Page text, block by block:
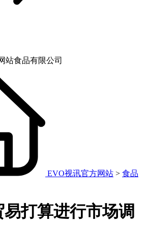
EVO视讯官方网站 > 食品
打算进行市场调